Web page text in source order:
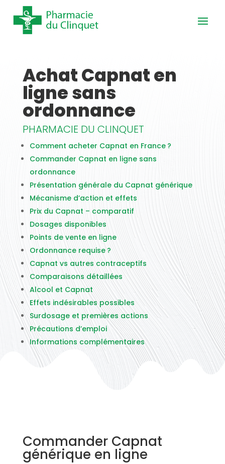
Achat Capnat en
ligne sans
ordonnance
PHARMACIE DU CLINQUET
Comment acheter Capnat en France ?
Commander Capnat en ligne sans
ordonnance
Présentation générale du Capnat générique
Mécanisme d’action et effets
Prix du Capnat – comparatif
Dosages disponibles
Points de vente en ligne
Ordonnance requise ?
Capnat vs autres contraceptifs
Comparaisons détaillées
Alcool et Capnat
Effets indésirables possibles
Surdosage et premières actions
Précautions d’emploi
Informations complémentaires
Commander Capnat
générique en ligne